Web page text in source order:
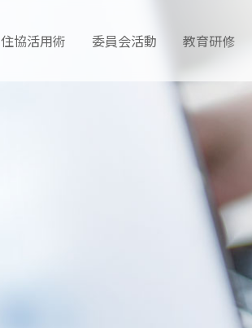
協活用術 委員会活動 教育研修